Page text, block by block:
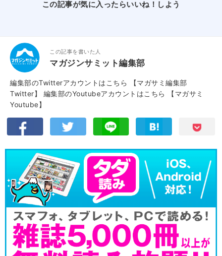
この記事が気に入ったらいいね！しよう
この記事を書いた人
マガジンサミット編集部
編集部のTwitterアカウントはこちら
【マガサミ編集部
Twitter】
編集部のYoutubeアカウントはこちら
【マガサミ
Youtube】